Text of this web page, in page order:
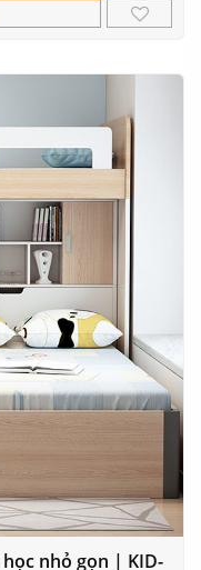
nhỏ gọn | KID-